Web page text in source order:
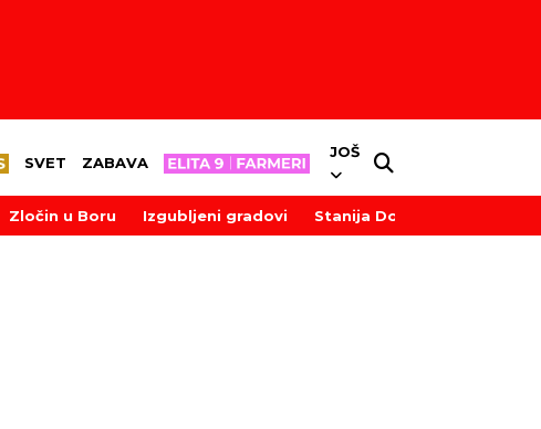
SVET ZABAVA
JOŠ
Zločin u Boru Izgubljeni gradovi Stanija Dobrojević